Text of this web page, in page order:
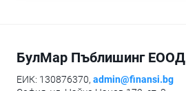
БулМар Пъблишинг ЕООД
ЕИК: 130876370, admin@finansi.bg